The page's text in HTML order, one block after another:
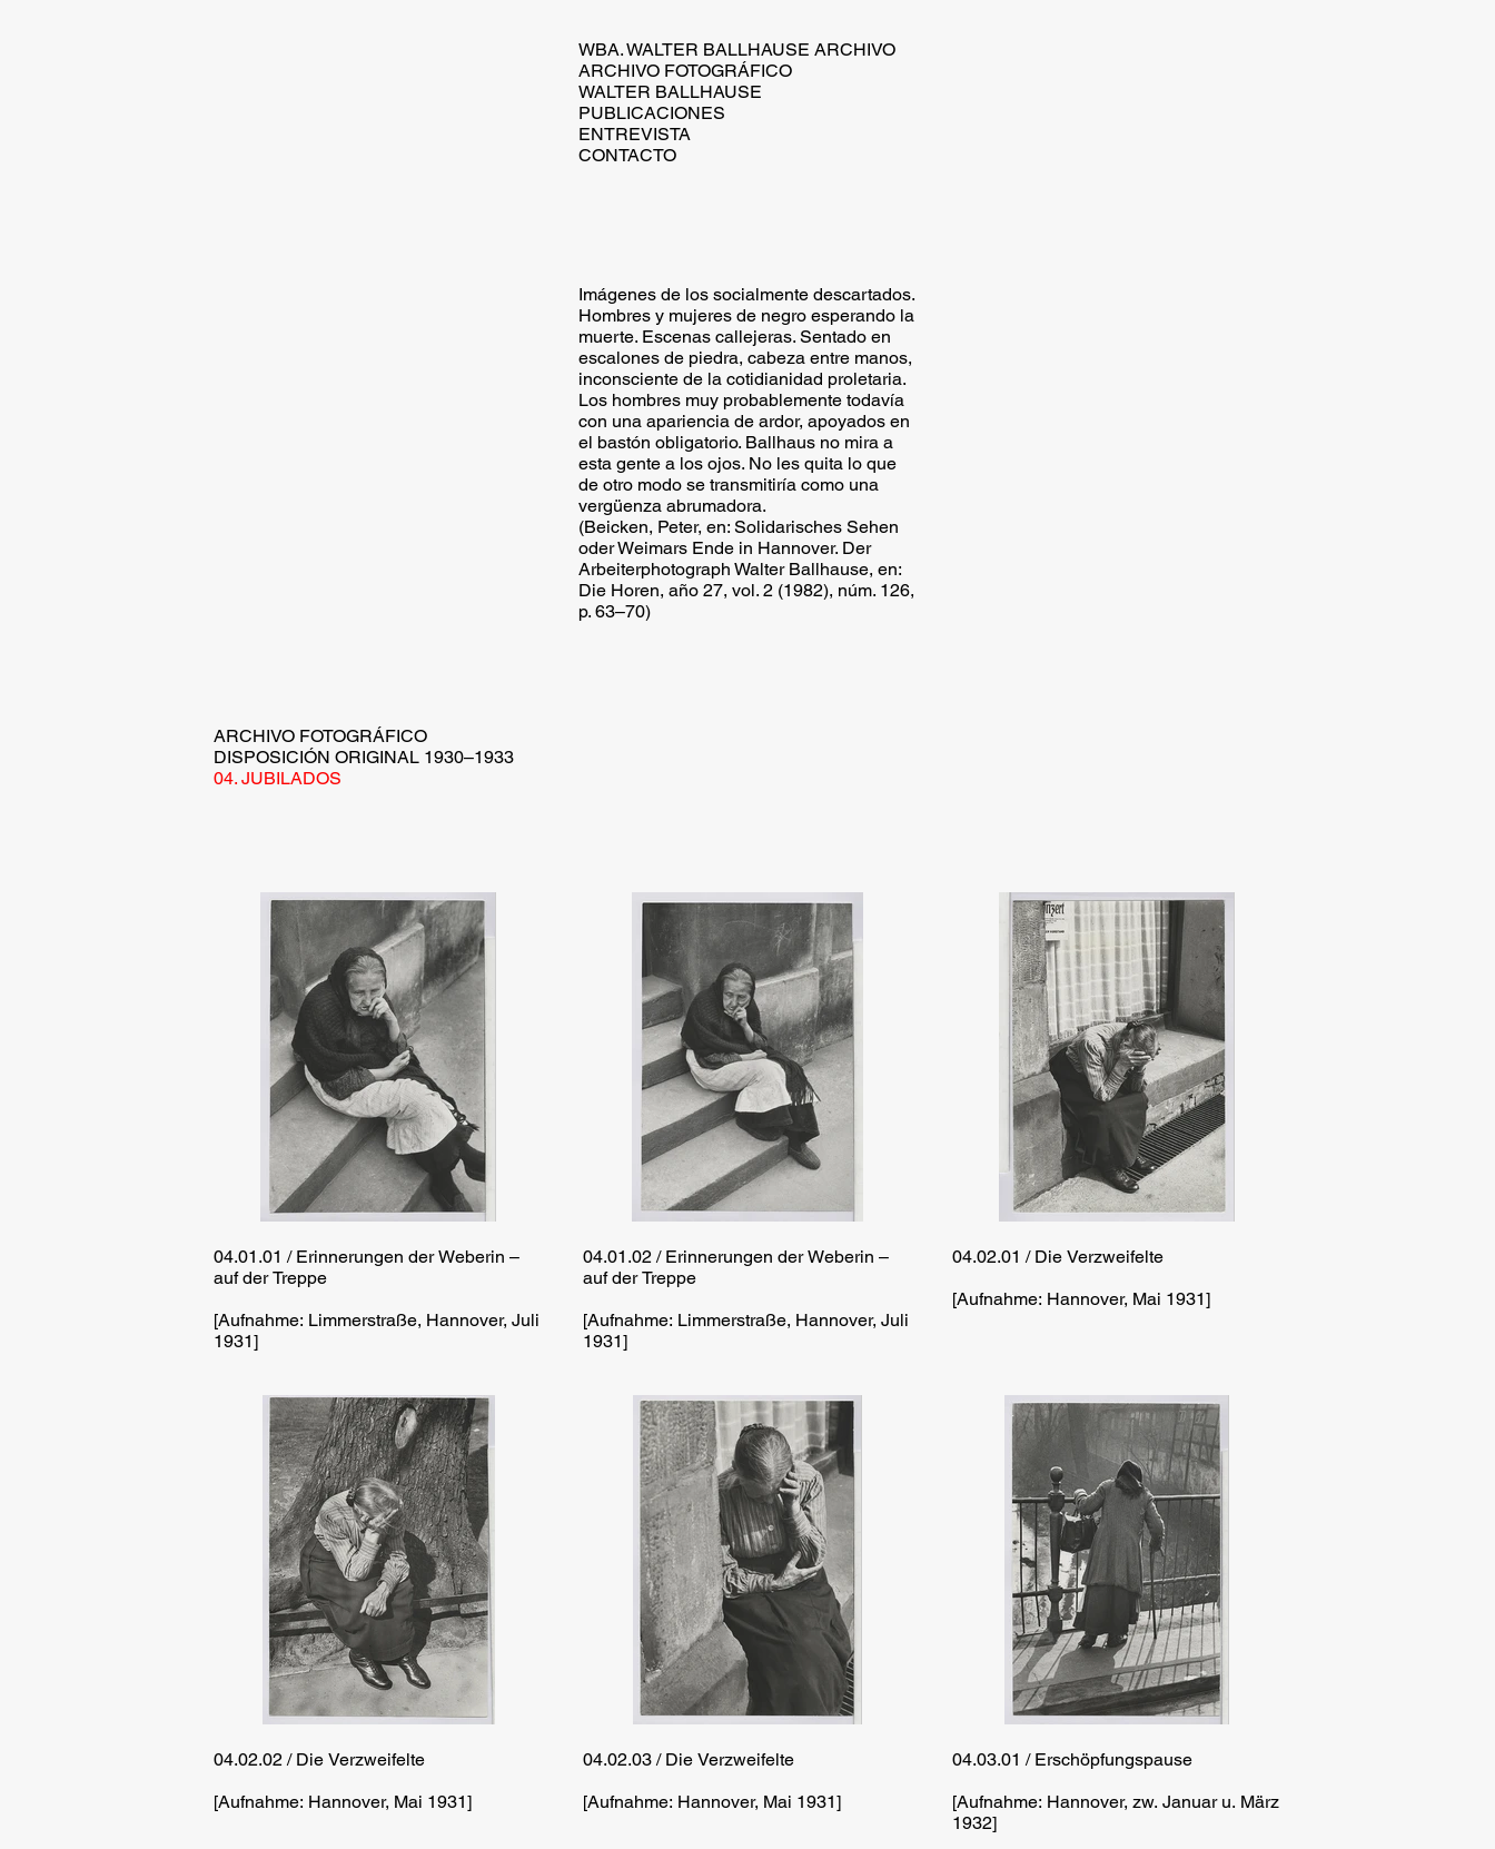
WBA. WALTER BALLHAUSE ARCHIVO
ARCHIVO FOTOGRÁFICO
WALTER BALLHAUSE
PUBLICACIONES
ENTREVISTA
CONTACTO
Imágenes de los socialmente descartados.
Hombres y mujeres de negro esperando la
muerte. Escenas callejeras. Sentado en
escalones de piedra, cabeza entre manos,
inconsciente de la cotidianidad proletaria.
Los hombres muy probablemente todavía
con una apariencia de ardor, apoyados en
el bastón obligatorio. Ballhaus no mira a
esta gente a los ojos. No les quita lo que
de otro modo se transmitiría como una
vergüenza abrumadora.
(Beicken, Peter, en: Solidarisches Sehen
oder Weimars Ende in Hannover. Der
Arbeiterphotograph Walter Ballhause, en:
Die Horen, año 27, vol. 2 (1982), núm. 126,
p. 63–70)
ARCHIVO FOTOGRÁFICO
DISPOSICIÓN ORIGINAL 1930–1933
04. JUBILADOS
04.01.01 / Erinnerungen der Weberin –
auf der Treppe
[Aufnahme: Limmerstraße, Hannover, Juli
1931]
04.01.02 / Erinnerungen der Weberin –
auf der Treppe
[Aufnahme: Limmerstraße, Hannover, Juli
1931]
04.02.01 / Die Verzweifelte
[Aufnahme: Hannover, Mai 1931]
04.02.02 / Die Verzweifelte
[Aufnahme: Hannover, Mai 1931]
04.02.03 / Die Verzweifelte
[Aufnahme: Hannover, Mai 1931]
04.03.01 / Erschöpfungspause
[Aufnahme: Hannover, zw. Januar u. März
1932]